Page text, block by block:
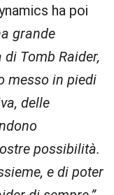
ha poi
grande
Tomb Raider,
messo in piedi
delle
possibilità.
e di poter